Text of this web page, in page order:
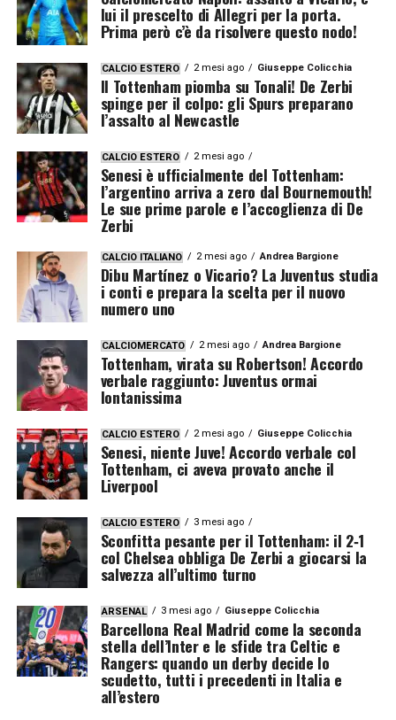
lui il prescelto di Allegri per la porta.
Prima però c’è da risolvere questo nodo!
CALCIO ESTERO 2 mesi ago Giuseppe Colicchia
Il Tottenham piomba su Tonali! De Zerbi
spinge per il colpo: gli Spurs preparano
l’assalto al Newcastle
CALCIO ESTERO 2 mesi ago
Senesi è ufficialmente del Tottenham:
l’argentino arriva a zero dal Bournemouth!
Le sue prime parole e l’accoglienza di De
Zerbi
CALCIO ITALIANO 2 mesi ago Andrea Bargione
Dibu Martínez o Vicario? La Juventus studia
i conti e prepara la scelta per il nuovo
numero uno
CALCIOMERCATO 2 mesi ago Andrea Bargione
Tottenham, virata su Robertson! Accordo
verbale raggiunto: Juventus ormai
lontanissima
CALCIO ESTERO 2 mesi ago Giuseppe Colicchia
Senesi, niente Juve! Accordo verbale col
Tottenham, ci aveva provato anche il
Liverpool
CALCIO ESTERO 3 mesi ago
Sconfitta pesante per il Tottenham: il 2‑1
col Chelsea obbliga De Zerbi a giocarsi la
salvezza all’ultimo turno
ARSENAL 3 mesi ago Giuseppe Colicchia
Barcellona Real Madrid come la seconda
stella dell’Inter e le sfide tra Celtic e
Rangers: quando un derby decide lo
scudetto, tutti i precedenti in Italia e
all’estero